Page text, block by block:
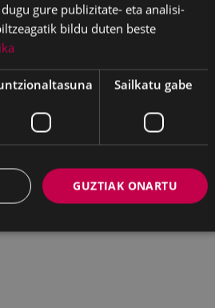
SPANISH
gure publizitate- eta analisi-
bildu duten beste
Sailkatu gabe
GUZTIAK ONARTU